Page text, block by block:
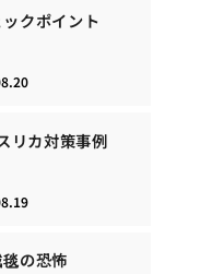
クポイント
リカ対策事例
の恐怖